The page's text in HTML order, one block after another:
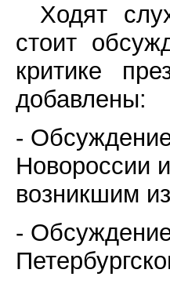
Ходят
стоит
критике
добавлены:
-
Новороссии
возникшим
-